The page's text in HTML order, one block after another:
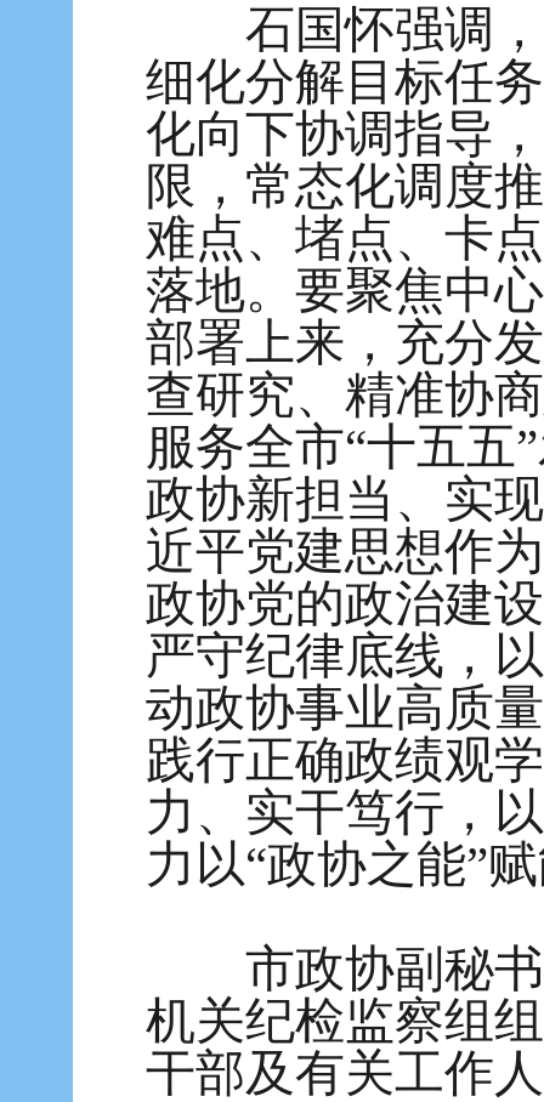
石国怀强调，
细化分解目标任
化向下协调指导
限，常态化调度
难点、堵点、卡
落地。要聚焦中
部署上来，充分
查研究、精准协
服务全市“十五五
政协新担当、实
近平党建思想作
政协党的政治建
严守纪律底线，
动政协事业高质
践行正确政绩观
力、实干笃行，
力以“政协之能”
市政协副秘书
机关纪检监察组
干部及有关工作